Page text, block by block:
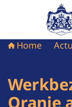
Naar
Home
Oranje